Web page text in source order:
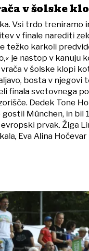
v šolske
Vsi trdo treniramo
v finale narediti
težko karkoli
je nastop v kanuju
vrača v šolske klopi
bosta v njegovi
finala svetovnega
Dedek Tone
München, in bil
prvak. Žiga
Eva Alina